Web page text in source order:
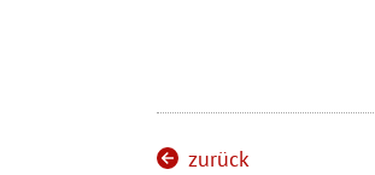
zurück